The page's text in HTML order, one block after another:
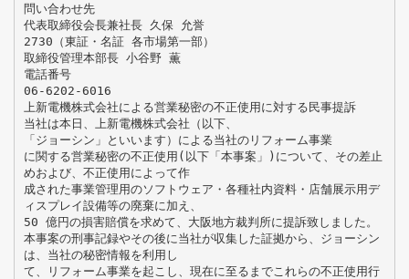
問い合わせ先
代表取締役会長兼社長 久保 允誉
2730（東証・名証 各市場第一部）
取締役管理本部長 小谷野 薫
電話番号
06-6202-6016
上新電機株式会社による営業秘密の不正使用に対する民事提訴
当社は本日、上新電機株式会社（以下、
「ジョーシン」といいます）による当社のリフォーム事業
に関する営業秘密の不正使用(以下「本事案」)について、その差止
めおよび、不正使用によって作
成された事業管理用のソフトウェア・各種社内資料・店舗展示用デ
ィスプレイ設備等の廃棄に加え、
50 億円の損害賠償を求めて、大阪地方裁判所に提訴致しました。
本事案の刑事記録やその後に当社が収集した証拠から、ジョーシン
は、当社の秘密情報を利用し
て、リフォーム事業を起こし、現在に至るまでこれらの不正使用行